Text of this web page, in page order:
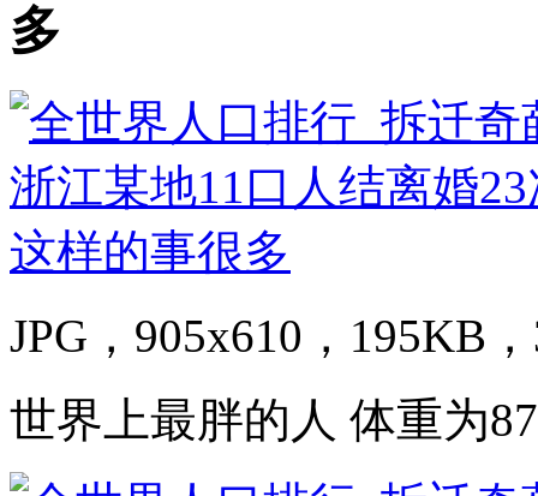
多
JPG，905x610，195KB
世界上最胖的人 体重为